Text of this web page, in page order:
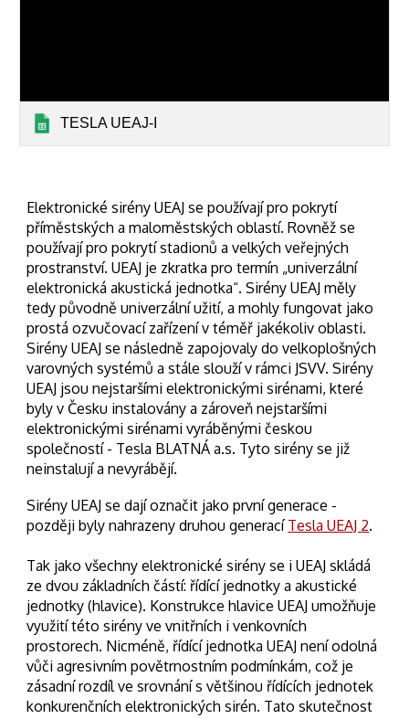
TESLA UEAJ-I
Elektronické sirény UEAJ se používají pro pokrytí
příměstských a maloměstských oblastí. Rovněž se
používají pro pokrytí stadionů a velkých veřejných
prostranství. UEAJ je zkratka pro termín „univerzální
elektronická akustická jednotka“. Sirény UEAJ měly
tedy původně univerzální užití, a mohly fungovat jako
prostá ozvučovací zařízení v téměř jakékoliv oblasti.
Sirény UEAJ se následně zapojovaly do velkoplošných
varovných systémů a stále slouží v rámci JSVV. Sirény
UEAJ jsou nejstaršími elektronickými sirénami, které
byly v Česku instalovány a zároveň nejstaršími
elektronickými sirénami vyráběnými českou
společností - Tesla BLATNÁ a.s. Tyto sirény se již
neinstalují a nevyrábějí.
Sirény UEAJ se dají označit jako první generace -
později byly nahrazeny druhou generacíTesla UEAJ 2.
Tak jako všechny elektronické sirény se i UEAJ skládá
ze dvou základních částí: řídící jednotky a akustické
jednotky (hlavice). Konstrukce hlavice UEAJ umožňuje
využití této sirény ve vnitřních i venkovních
prostorech. Nicméně, řídící jednotka UEAJ není odolná
vůči agresivním povětrnostním podmínkám, což je
zásadní rozdíl ve srovnání s většinou řídících jednotek
konkurenčních elektronických sirén. Tato skutečnost